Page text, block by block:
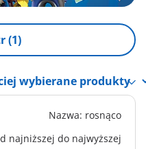
(1)
Nazwa: rosnąco
najniższej do najwyższej
S